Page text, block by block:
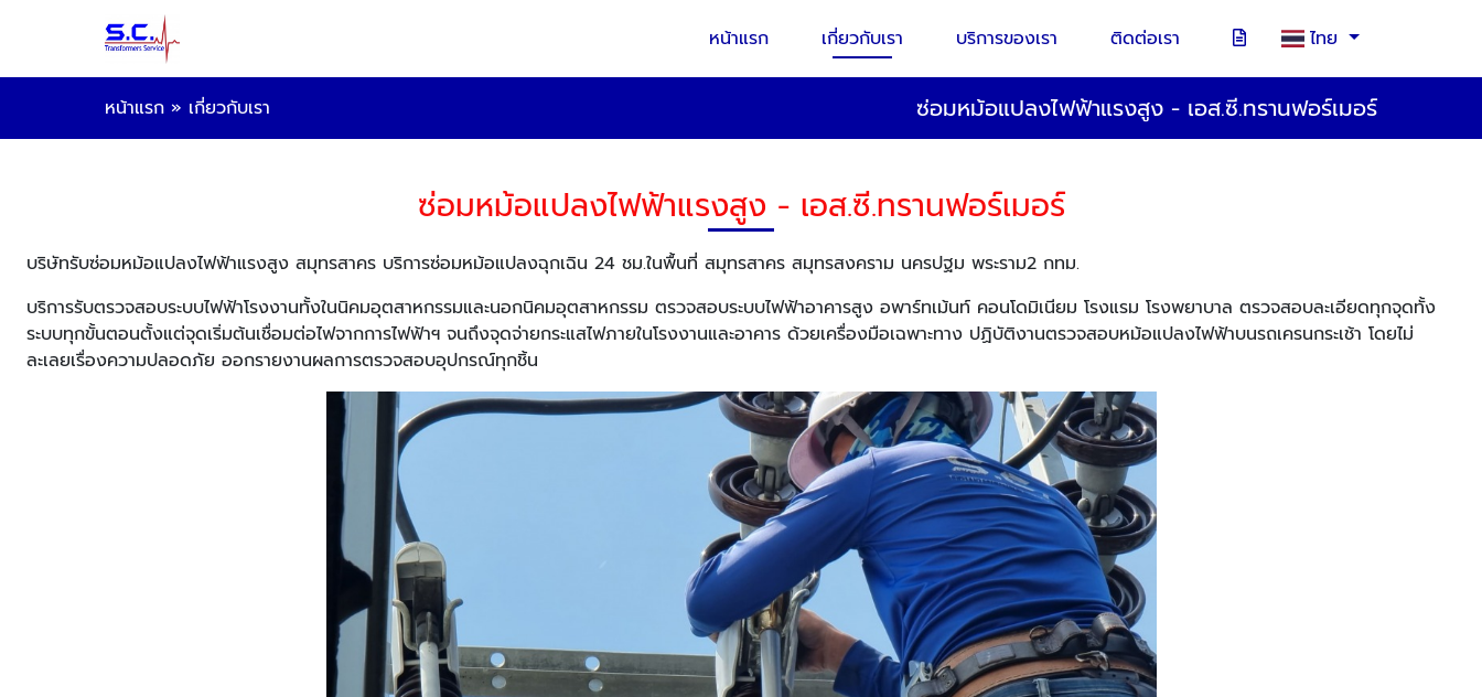
หน้าแรก เกี่ยวกับเรา บริการของเรา ติดต่อเรา ไทย
หน้าแรก » เกี่ยวกับเรา ซ่อมหม้อแปลงไฟฟ้าแรงสูง - เอส.ซี.ทรานฟอร์เมอร์
ซ่อมหม้อแปลงไฟฟ้าแรงสูง - เอส.ซี.ทรานฟอร์เมอร์
บริษัทรับซ่อมหม้อแปลงไฟฟ้าแรงสูง สมุทรสาคร บริการซ่อมหม้อแปลงฉุกเฉิน 24 ชม.ในพื้นที่ สมุทรสาคร สมุทรสงคราม นครปฐม พระราม2 กทม.
บริการรับตรวจสอบระบบไฟฟ้าโรงงานทั้งในนิคมอุตสาหกรรมและนอกนิคมอุตสาหกรรม ตรวจสอบระบบไฟฟ้าอาคารสูง อพาร์ทเม้นท์ คอนโดมิเนียม โรงแรม โรงพยาบาล ตรวจสอบละเอียดทุกจุดทั้ง
ระบบทุกขั้นตอนตั้งแต่จุดเริ่มต้นเชื่อมต่อไฟจากการไฟฟ้าฯ จนถึงจุดจ่ายกระแสไฟภายในโรงงานและอาคาร ด้วยเครื่องมือเฉพาะทาง ปฏิบัติงานตรวจสอบหม้อแปลงไฟฟ้าบนรถเครนกระเช้า โดยไม่
ละเลยเรื่องความปลอดภัย ออกรายงานผลการตรวจสอบอุปกรณ์ทุกชิ้น